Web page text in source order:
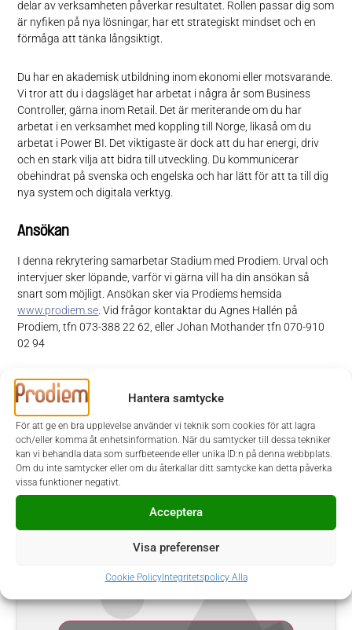
Hantera samtycke
För att ge en bra upplevelse använder vi teknik som cookies för att lagra
och/eller komma åt enhetsinformation. När du samtycker till dessa tekniker
kan vi behandla data som surfbeteende eller unika ID:n på denna webbplats.
Om du inte samtycker eller om du återkallar ditt samtycke kan detta påverka
vissa funktioner negativt.
Acceptera
Visa preferenser
Cookie PolicyIntegritetspolicy Alla
delar av verksamheten påverkar resultatet. Rollen passar dig som
är nyfiken på nya lösningar, har ett strategiskt mindset och en
förmåga att tänka långsiktigt.
Du har en akademisk utbildning inom ekonomi eller motsvarande.
Vi tror att du i dagsläget har arbetat i några år som Business
Controller, gärna inom Retail. Det är meriterande om du har
arbetat i en verksamhet med koppling till Norge, likaså om du
arbetat i Power BI. Det viktigaste är dock att du har energi, driv
och en stark vilja att bidra till utveckling. Du kommunicerar
obehindrat på svenska och engelska och har lätt för att ta till dig
nya system och digitala verktyg.
Ansökan
I denna rekrytering samarbetar Stadium med Prodiem. Urval och
intervjuer sker löpande, varför vi gärna vill ha din ansökan så
snart som möjligt. Ansökan sker via Prodiems hemsida
www.prodiem.se . Vid frågor kontaktar du Agnes Hallén på
Prodiem, tfn 073-388 22 62, eller Johan Mothander tfn 070-910
02 94
För att matchningen mellan kandidat och bolag ska bli så bra
som möjligt arbetar vi inledningsvis med rekryteringstester i vår
urvalsprocess. Testerna hjälper oss att kunna matcha rätt person
med rätt jobb. På detta sätt ökar chansen för att du som blir
anställd kommer att trivas hos Stadium och att du har rätt
förutsättningar för att lyckas i din roll.